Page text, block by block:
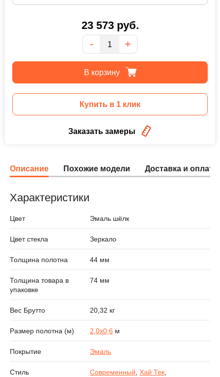
23 573руб.
Количество
- +
В корзину
Купить в 1 клик
Заказать замеры
Описание Похожие модели Доставка и оплата
Характеристики
Цвет Эмаль шёлк
Цвет стекла Зеркало
Толщина полотна 44 мм
Толщина товара в
упаковке
74 мм
Вес Брутто 20,32 кг
Размер полотна (м) 2,0х0,6 м
Покрытие Эмаль
Стиль Современный,Хай Тек,